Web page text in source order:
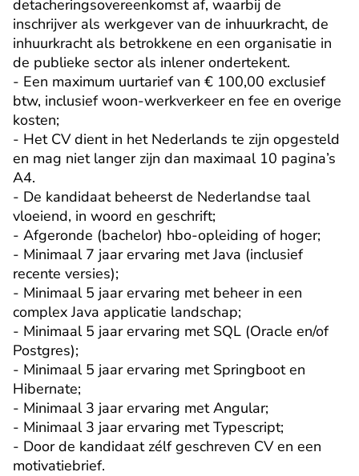
detacheringsovereenkomst af, waarbij de
inschrijver als werkgever van de inhuurkracht, de
inhuurkracht als betrokkene en een organisatie in
de publieke sector als inlener ondertekent.
- Een maximum uurtarief van € 100,00 exclusief
btw, inclusief woon-werkverkeer en fee en overige
kosten;
- Het CV dient in het Nederlands te zijn opgesteld
en mag niet langer zijn dan maximaal 10 pagina’s
A4.
- De kandidaat beheerst de Nederlandse taal
vloeiend, in woord en geschrift;
- Afgeronde (bachelor) hbo-opleiding of hoger;
- Minimaal 7 jaar ervaring met Java (inclusief
recente versies);
- Minimaal 5 jaar ervaring met beheer in een
complex Java applicatie landschap;
- Minimaal 5 jaar ervaring met SQL (Oracle en/of
Postgres);
- Minimaal 5 jaar ervaring met Springboot en
Hibernate;
- Minimaal 3 jaar ervaring met Angular;
- Minimaal 3 jaar ervaring met Typescript;
- Door de kandidaat zélf geschreven CV en een
motivatiebrief.